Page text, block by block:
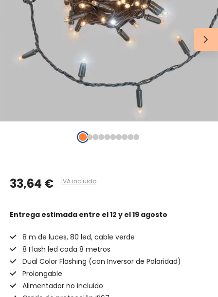
33,64 € IVA incluido
Entrega estimada entre el 12 y el 19 agosto
8 m de luces, 80 led, cable verde
8 Flash led cada 8 metros
Dual Color Flashing (con Inversor de Polaridad)
Prolongable
Alimentador no incluido